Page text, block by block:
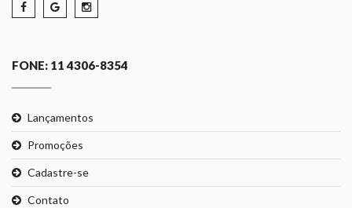
FONE: 11 4306-8354
Lançamentos
Promoções
Cadastre-se
Contato